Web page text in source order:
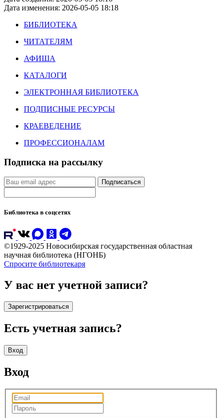
Дата изменения: 2026-05-05 18:18
БИБЛИОТЕКА
ЧИТАТЕЛЯМ
АФИША
КАТАЛОГИ
ЭЛЕКТРОННАЯ БИБЛИОТЕКА
ПОДПИСНЫЕ РЕСУРСЫ
КРАЕВЕДЕНИЕ
ПРОФЕССИОНАЛАМ
Подписка на рассылку
Подписаться
Библиотека в соцсетях
©1929-2025 Новосибирская государственная областная
научная библиотека (НГОНБ)
Спросите библиотекаря
У вас нет учетной записи?
Зарегистрироваться
Есть учетная запись?
Вход
Вход